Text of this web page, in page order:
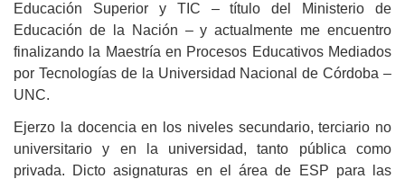
Educación Superior y TIC – título del Ministerio de
Educación de la Nación – y actualmente me encuentro
finalizando la Maestría en Procesos Educativos Mediados
por Tecnologías de la Universidad Nacional de Córdoba –
UNC.
Ejerzo la docencia en los niveles secundario, terciario no
universitario y en la universidad, tanto pública como
privada. Dicto asignaturas en el área de ESP para las